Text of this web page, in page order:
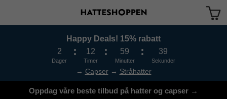
Happy Deals! 15% rabatt
2
Dager
12
Timer
59
Minutter
38
Sekunder
→ Capser→ Stråhatter
Oppdag våre beste tilbud på hatter og capser →